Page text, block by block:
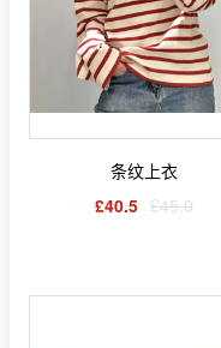
条纹上衣
£40.5 £45.0